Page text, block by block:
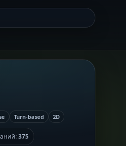
Turn-based 2D
375